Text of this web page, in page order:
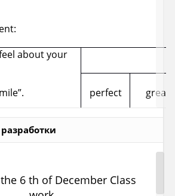
Методы
наглядный ТСО
с самоконтролем
about your
perfect great